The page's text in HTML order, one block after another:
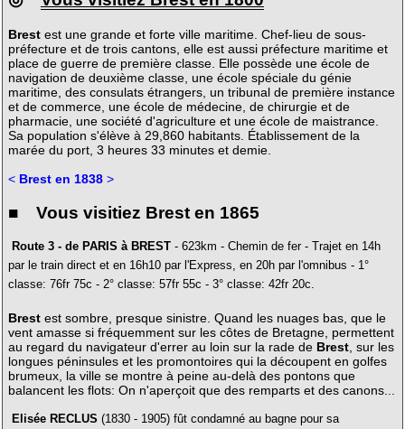
Brestest une grande et forte ville maritime. Chef-lieu de sous-
préfecture et de trois cantons, elle est aussi préfecture maritime et
place de guerre de première classe. Elle possède une école de
navigation de deuxième classe, une école spéciale du génie
maritime, des consulats étrangers, un tribunal de première instance
et de commerce, une école de médecine, de chirurgie et de
pharmacie, une société d'agriculture et une école de maistrance.
Sa population s'élève à 29,860 habitants. Établissement de la
marée du port, 3 heures 33 minutes et demie.
< Brest en 1838>
■ Vous visitiez Brest en 1865
Route 3 - de PARIS à BREST - 623km - Chemin de fer - Trajet en 14h
par le train direct et en 16h10 par l'Express, en 20h par l'omnibus - 1°
classe: 76fr 75c - 2° classe: 57fr 55c - 3° classe: 42fr 20c.
Brestest sombre, presque sinistre. Quand les nuages bas, que le
vent amasse si fréquemment sur les côtes de Bretagne, permettent
au regard du navigateur d'errer au loin sur la rade de Brest, sur les
longues péninsules et les promontoires qui la découpent en golfes
brumeux, la ville se montre à peine au-delà des pontons que
balancent les flots: On n'aperçoit que des remparts et des canons...
Elisée RECLUS (1830 - 1905) fût condamné au bagne pour sa